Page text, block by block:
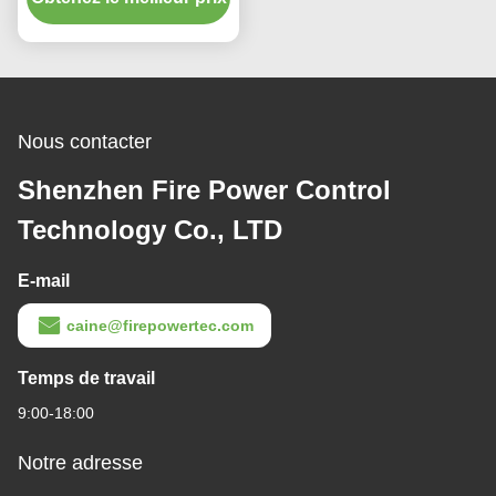
Mode de sortie RS-422
Nous contacter
Shenzhen Fire Power Control
Technology Co., LTD
E-mail
caine@firepowertec.com
Temps de travail
9:00-18:00
Notre adresse